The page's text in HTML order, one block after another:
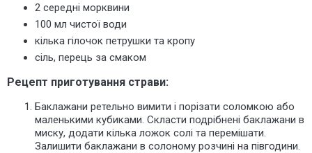
2 середні морквини
100 мл чистої води
кілька гілочок петрушки та кропу
сіль, перець за смаком
Рецепт приготування страви:
Баклажани ретельно вимити і порізати соломкою або
маленькими кубиками. Скласти подрібнені баклажани в
миску, додати кілька ложок солі та перемішати.
Залишити баклажани в солоному розчині на півгодини.